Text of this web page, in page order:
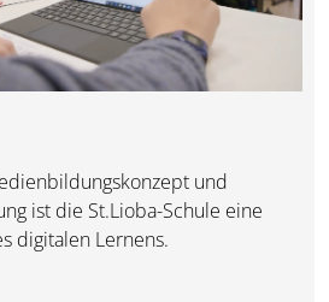
und
ist die St.Lioba-Schule eine
digitalen Lernens.